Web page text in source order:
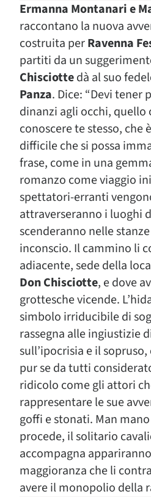
Ermanna Montanari e
raccontano la nuova
costruita perRavenna
partiti da un
Chisciottedà al suo
Panza. Dice: “Devi tener
dinanzi agli occhi, quello
conoscere te stesso, che
difficile che si possa
frase, come in una
romanzo come viaggio
spettatori-erranti
attraverseranno i luoghi
scenderanno nelle
inconscio. Il cammino li
adiacente, sede della
Don Chisciotte, e dove
grottesche vicende.
simbolo irriducibile di
rassegna alle ingiustizie
sull’ipocrisia e il sopruso,
pur se da tutti
ridicolo come gli attori
rappresentare le sue
goffi e stonati. Man mano
procede, il solitario
accompagna
maggioranza che li
avere il monopolio della